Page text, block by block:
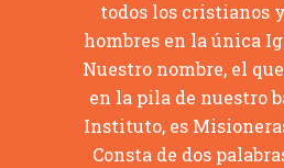
todos los cristianos
hombres en la única
Nuestro nombre, el
en la pila de nuestro
Instituto, es
Consta de dos